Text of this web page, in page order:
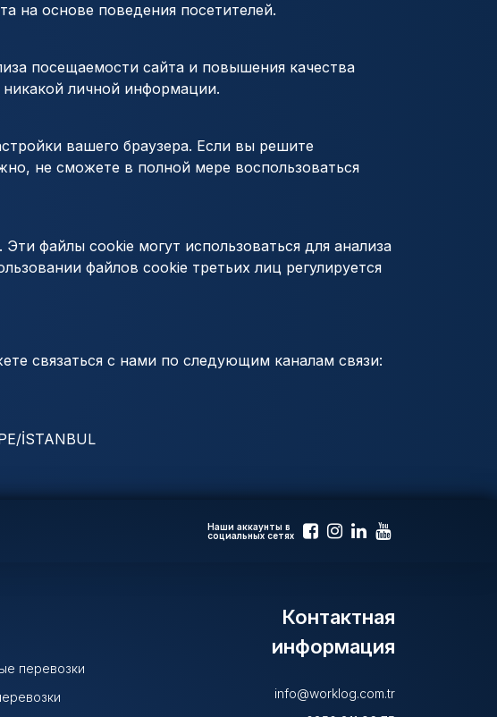
на основе поведения посетителей.
посещаемости сайта и повышения качества
личной информации.
вашего браузера. Если вы решите
не сможете в полной мере воспользоваться
файлы cookie могут использоваться для анализа
файлов cookie третьих лиц регулируется
связаться с нами по следующим каналам связи:
İSTANBUL
Наши аккаунты в
социальных сетях
перевозки
Контактная
информация
info@worklog.com.tr